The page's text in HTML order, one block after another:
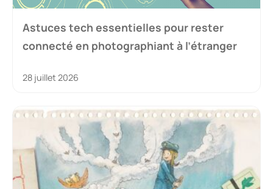
Astuces tech essentielles pour rester
connecté en photographiant à l’étranger
28 juillet 2026